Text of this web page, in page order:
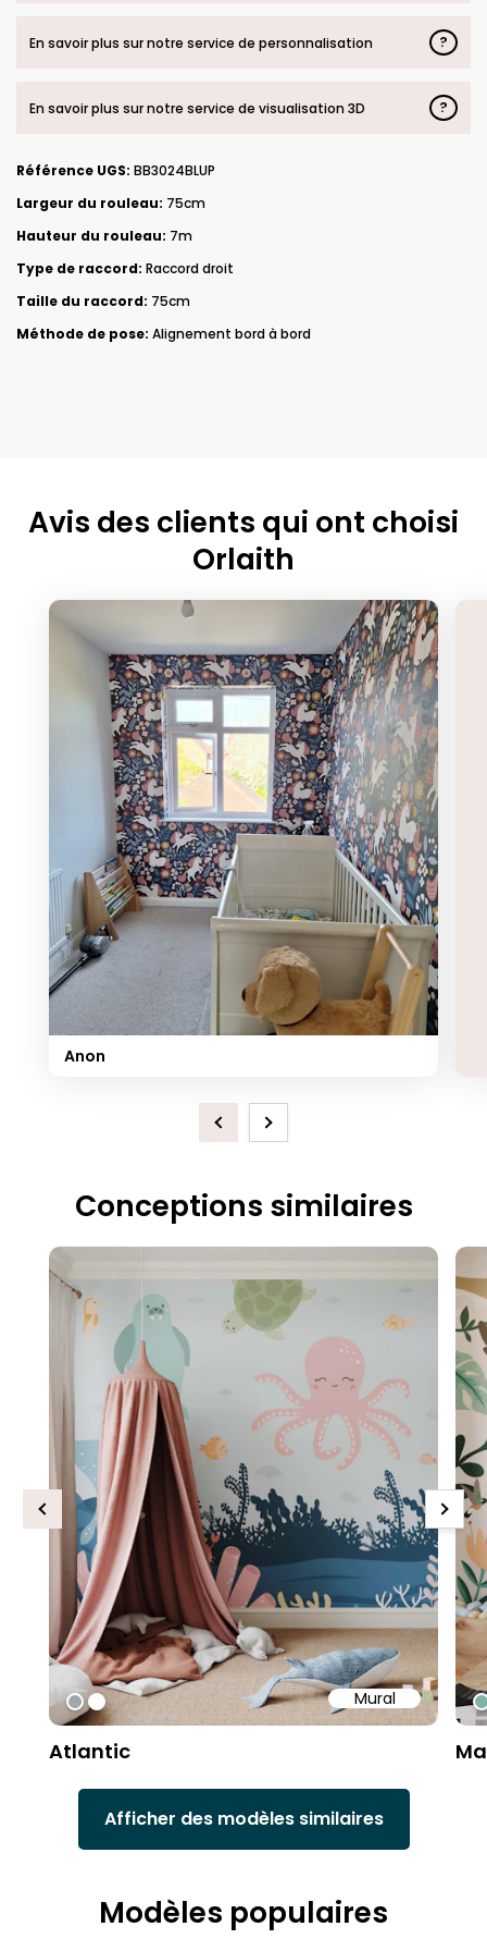
En savoir plus sur notre service de personnalisation ?
En savoir plus sur notre service de visualisation 3D ?
Référence UGS: BB3024BLUP
Largeur du rouleau: 75cm
Hauteur du rouleau: 7m
Type de raccord: Raccord droit
Taille du raccord: 75cm
Méthode de pose: Alignement bord à bord
Avis des clients qui ont choisi
Orlaith
Anon
PreviousNext
Conceptions similaires
Mural
#9fa8ad
#ffffff
Atlantic
Previous Next
Afficher des modèles similaires
Modèles populaires